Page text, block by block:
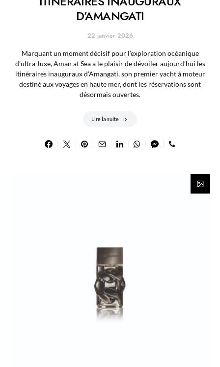
D’AMANGATI
22 janvier 2026
Marquant un moment décisif pour l’exploration océanique
d’ultra-luxe, Aman at Sea a le plaisir de dévoiler aujourd’hui les
itinéraires inauguraux d’Amangati, son premier yacht à moteur
destiné aux voyages en haute mer, dont les réservations sont
désormais ouvertes.
Lire la suite